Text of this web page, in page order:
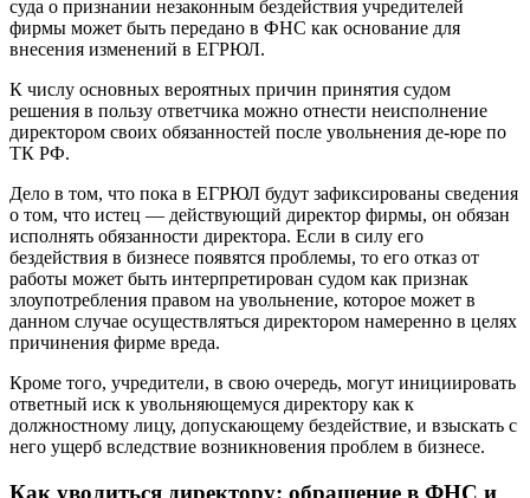
суда о признании незаконным бездействия учредителей
фирмы может быть передано в ФНС как основание для
внесения изменений в ЕГРЮЛ.
К числу основных вероятных причин принятия судом
решения в пользу ответчика можно отнести неисполнение
директором своих обязанностей после увольнения де-юре по
ТК РФ.
Дело в том, что пока в ЕГРЮЛ будут зафиксированы сведения
о том, что истец — действующий директор фирмы, он обязан
исполнять обязанности директора. Если в силу его
бездействия в бизнесе появятся проблемы, то его отказ от
работы может быть интерпретирован судом как признак
злоупотребления правом на увольнение, которое может в
данном случае осуществляться директором намеренно в целях
причинения фирме вреда.
Кроме того, учредители, в свою очередь, могут инициировать
ответный иск к увольняющемуся директору как к
должностному лицу, допускающему бездействие, и взыскать с
него ущерб вследствие возникновения проблем в бизнесе.
Как уволиться директору: обращение в ФНС и